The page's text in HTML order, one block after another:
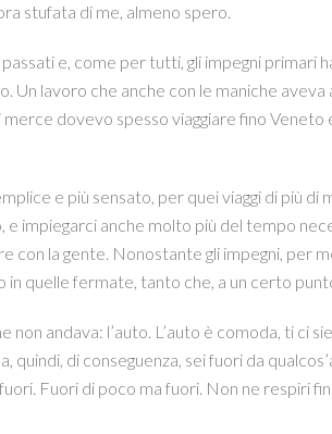
stufata di me, almeno spero.
passati e, come per tutti, gli impegni
Un lavoro che anche con le maniche
dovevo spesso viaggiare fino Veneto
e più sensato, per quei viaggi di più di
e impiegarci anche molto più del tempo
con la gente. Nonostante gli impegni, per
in quelle fermate, tanto che, a un certo
non andava: l’auto. L’auto è comoda, ti ci
quindi, di conseguenza, sei fuori da
Fuori di poco ma fuori. Non ne respiri